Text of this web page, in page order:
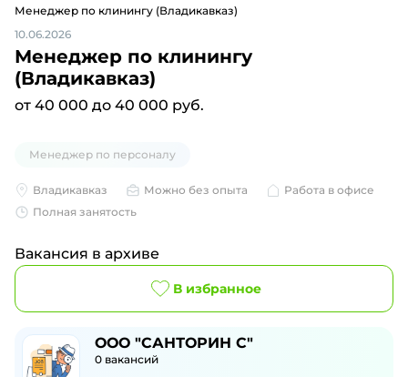
Менеджер по клинингу (Владикавказ)
10.06.2026
Менеджер по клинингу
(Владикавказ)
от 40 000 до 40 000 руб.
Менеджер по персоналу
Владикавказ Можно без опыта
Работа в офисе
Полная занятость
Вакансия в архиве
В избранное
ООО "САНТОРИН С"
0 вакансий